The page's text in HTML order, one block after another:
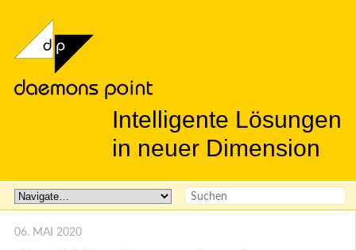
Intelligente Lösungen
in neuer Dimension
06. MAI 2020